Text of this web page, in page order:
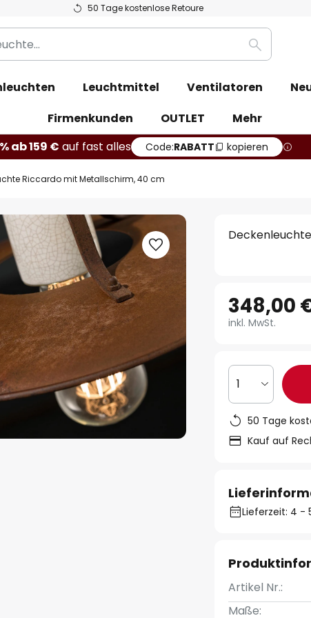
50 Tage kostenlose Retoure
Suche
Leuchtmittel Ventilatoren
Firmenkunden
OUTLET
Mehr
ab 159 € auf fast alles Code:RABATT kopieren
Riccardo mit Metallschirm, 40 cm
348,00
inkl. MwSt.
1
50 Tage
Kauf auf
Lieferzeit: 4 -
Artikel Nr.:
Maße: